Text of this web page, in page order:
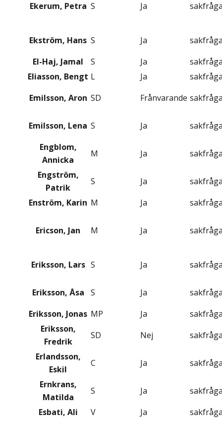
Ekerum, Petra S Ja
Ekström, Hans S Ja
El-Haj, Jamal
S Ja
Eliasson, Bengt L Ja
Emilsson, Aron SD Frånvarande
Emilsson, Lena S Ja
Engblom,
Annicka
M Ja
Engström,
Patrik
S Ja
Enström, Karin M Ja
Ericson, Jan M Ja
Eriksson, Lars S Ja
Eriksson, Åsa S Ja
Eriksson, Jonas MP Ja
Eriksson,
Fredrik
SD Nej
Erlandsson,
Eskil
C Ja
Ernkrans,
Matilda
S Ja
Esbati, Ali
V Ja